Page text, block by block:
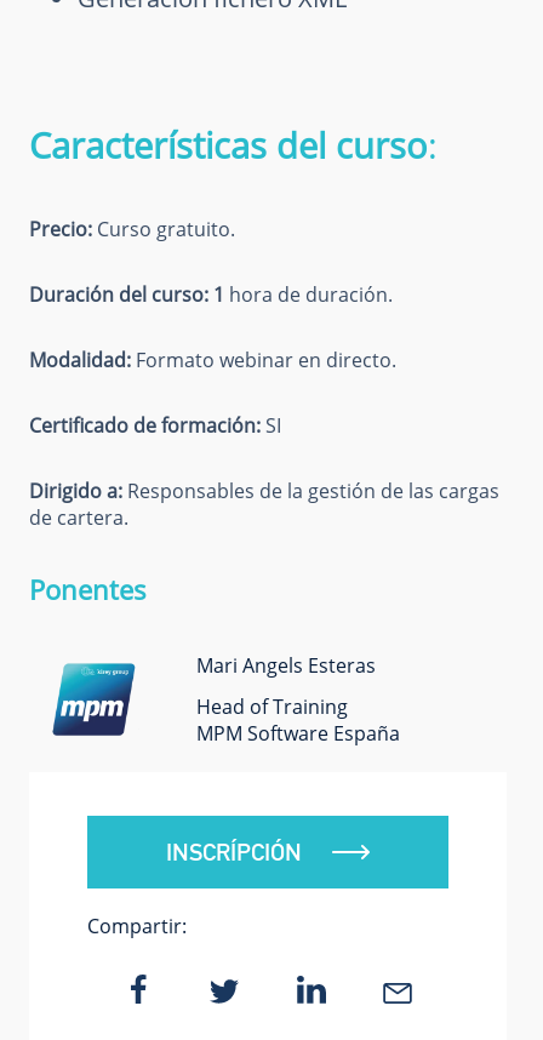
Características del curso:
Precio: Curso gratuito.
Duración del curso: 1 hora de duración.
Modalidad: Formato webinar en directo.
Certificado de formación:SI
Dirigido a: Responsables de la gestión de las cargas
de cartera.
Ponentes
Mari Angels Esteras
Head of Training
MPM Software España
INSCRÍPCIÓN
Compartir: